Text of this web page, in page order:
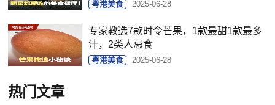
粤港美食 2025-06-28
专家教选7款时令芒果，1款最甜1款最多
汁，2类人忌食
粤港美食 2025-06-28
热门文章